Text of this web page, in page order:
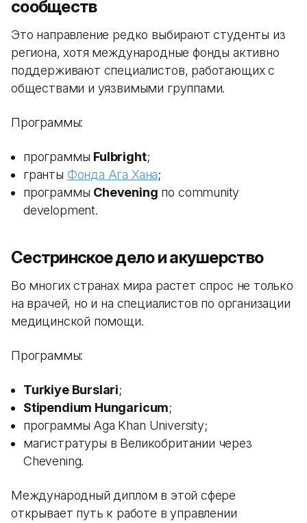
сообществ
Это направление редко выбирают студенты из
региона, хотя международные фонды активно
поддерживают специалистов, работающих с
обществами и уязвимыми группами.
Программы:
программы Fulbright;
гранты Фонда Ага Хана;
программы Chevening по community
development.
Сестринское дело и акушерство
Во многих странах мира растет спрос не только
на врачей, но и на специалистов по организации
медицинской помощи.
Программы:
Turkiye Burslari;
Stipendium Hungaricum;
программы Aga Khan University;
магистратуры в Великобритании через
Chevening.
Международный диплом в этой сфере
открывает путь к работе в управлении